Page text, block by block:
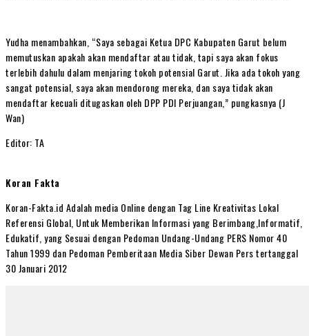
Yudha menambahkan, “Saya sebagai Ketua DPC Kabupaten Garut belum
memutuskan apakah akan mendaftar atau tidak, tapi saya akan fokus
terlebih dahulu dalam menjaring tokoh potensial Garut. Jika ada tokoh yang
sangat potensial, saya akan mendorong mereka, dan saya tidak akan
mendaftar kecuali ditugaskan oleh DPP PDI Perjuangan,” pungkasnya (J
Wan)
Editor: TA
Koran Fakta
Koran-Fakta.id Adalah media Online dengan Tag Line Kreativitas Lokal
Referensi Global, Untuk Memberikan Informasi yang Berimbang,Informatif,
Edukatif, yang Sesuai dengan Pedoman Undang-Undang PERS Nomor 40
Tahun 1999 dan Pedoman Pemberitaan Media Siber Dewan Pers tertanggal
30 Januari 2012